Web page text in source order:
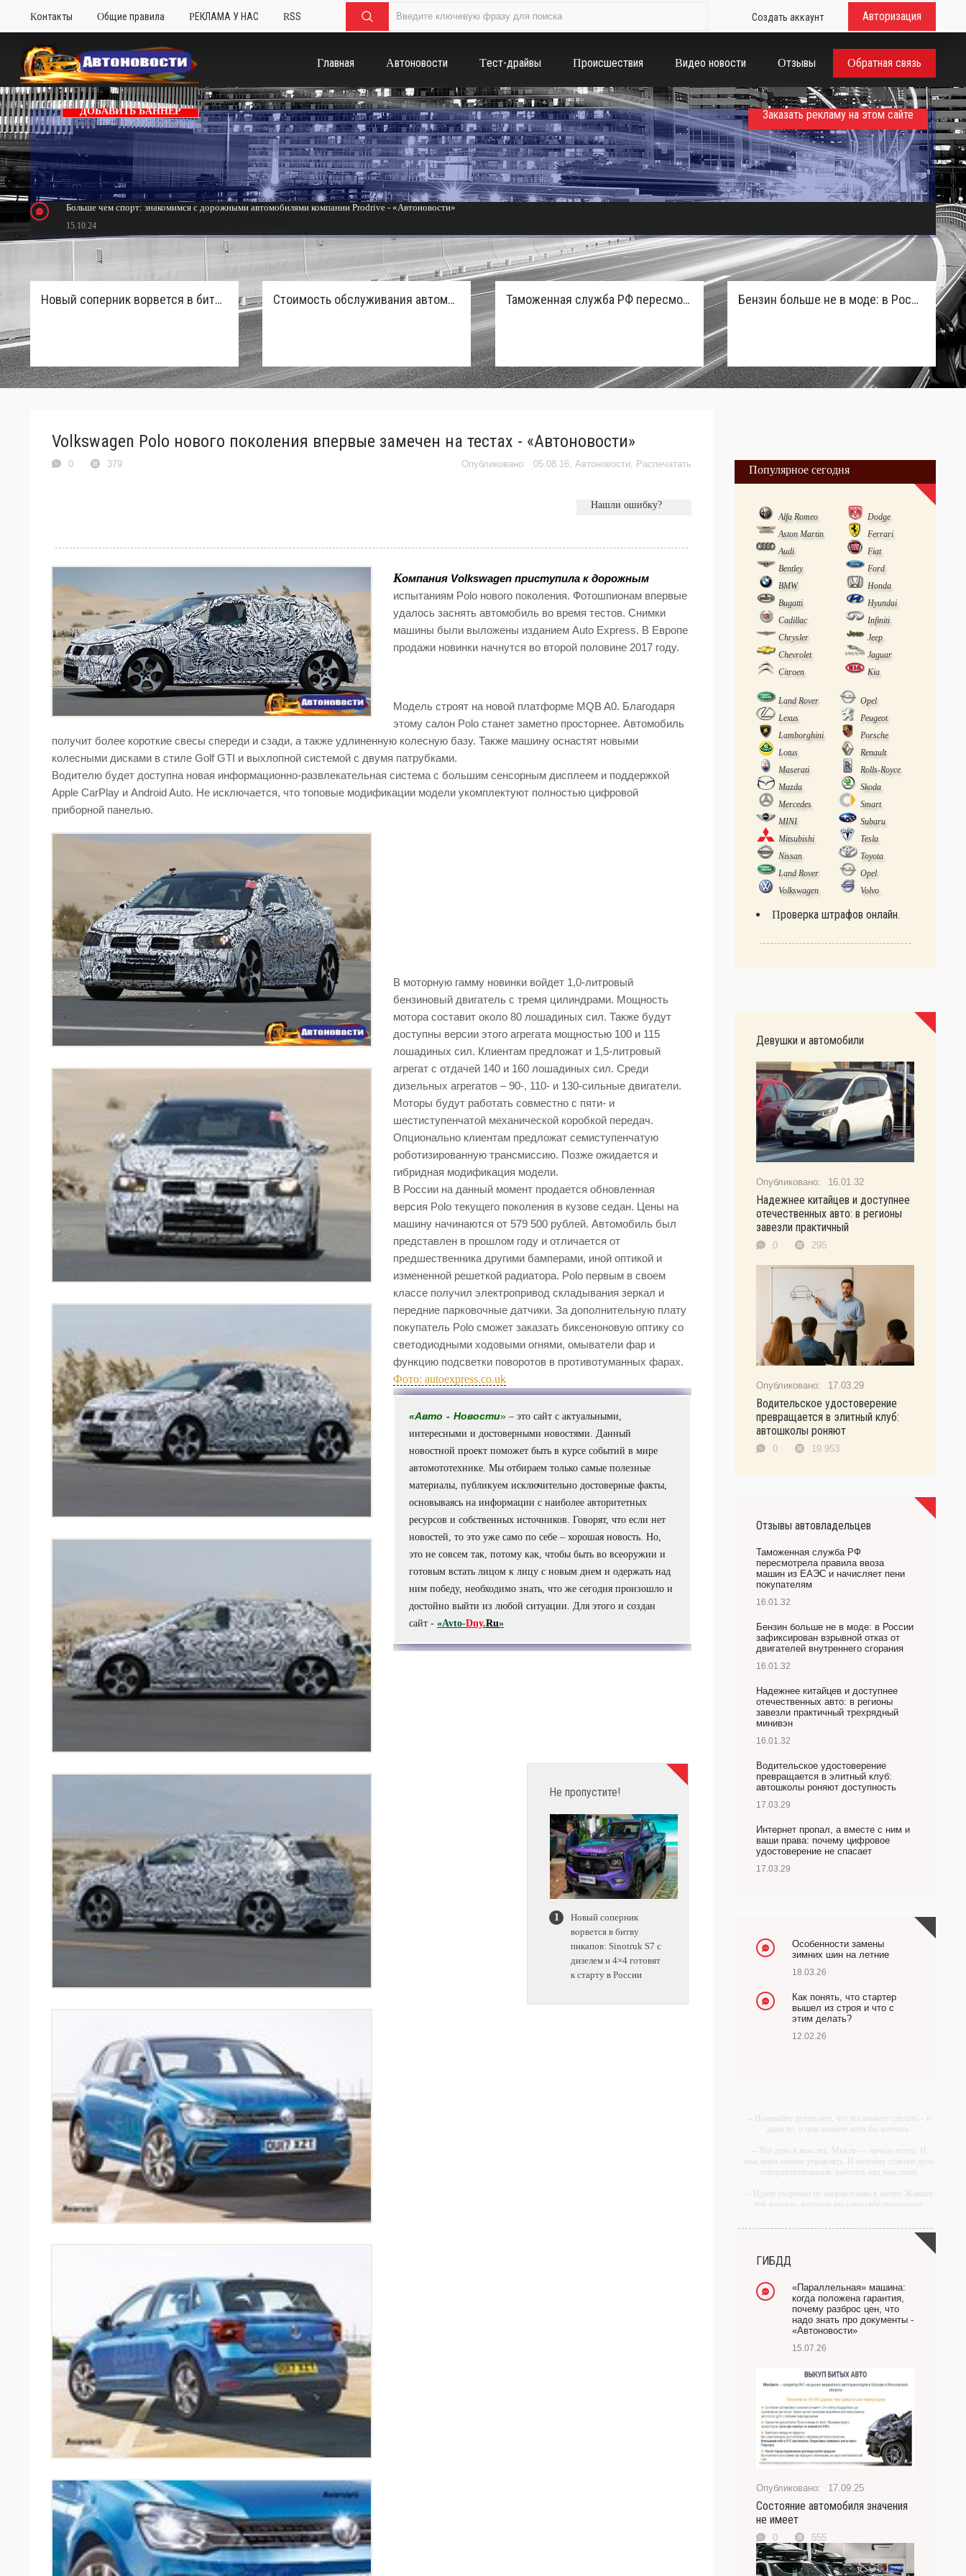
Контакты Общие правила РЕКЛАМА У НАС RSS Создать аккаунт Авторизация
Главная Автоновости Тест-драйвы Происшествия Видео новости Отзывы Обратная связь
ДОБАВИТЬ БАННЕР
Больше чем спорт: знакомимся с дорожными автомобилями компании Prodrive - «Автоновости»
15.10.24
Тюнинг Mitsubishi Eclipse. Самый быстрый передний привод России с бензиновым мотором - «Тюнинг и автоспорт»
Заказать рекламу на этом сайте
Новый соперник ворвется в битву пикапов: Sinotruk S7 с дизелем и 4×4 готовят к старту в России Стоимость обслуживания автомобилей в России вырастет из-за дефицита кадров Таможенная служба РФ пересмотрела правила ввоза машин из ЕАЭС и начисляет пени покупателям Бензин больше не в моде: в России зафиксирован взрывной отказ от двигателей внутреннего сгорания
Volkswagen Polo нового поколения впервые замечен на тестах - «Автоновости»
05.08.16, Автоновости, Распечатать
0 379
Нашли ошибку?
Компания Volkswagen приступила к дорожным
испытаниям Polo нового поколения. Фотошпионам впервые
удалось заснять автомобиль во время тестов. Снимки
машины были выложены изданием Auto Express. В Европе
продажи новинки начнутся во второй половине 2017 году.
Модель строят на новой платформе MQB A0. Благодаря
этому салон Polo станет заметно просторнее. Автомобиль
получит более короткие свесы спереди и сзади, а также удлиненную колесную базу. Также машину оснастят новыми
колесными дисками в стиле Golf GTI и выхлопной системой с двумя патрубками.
Водителю будет доступна новая информационно-развлекательная система с большим сенсорным дисплеем и поддержкой
Apple CarPlay и Android Auto. Не исключается, что топовые модификации модели укомплектуют полностью цифровой
приборной панелью.
Не пропустите!
Новый соперник
ворвется в битву
пикапов: Sinotruk S7 с
дизелем и 4×4 готовят
к старту в России
В моторную гамму новинки войдет 1,0-литровый
бензиновый двигатель с тремя цилиндрами. Мощность
мотора составит около 80 лошадиных сил. Также будут
доступны версии этого агрегата мощностью 100 и 115
лошадиных сил. Клиентам предложат и 1,5-литровый
агрегат с отдачей 140 и 160 лошадиных сил. Среди
дизельных агрегатов – 90-, 110- и 130-сильные двигатели.
Моторы будут работать совместно с пяти- и
шестиступенчатой механической коробкой передач.
Опционально клиентам предложат семиступенчатую
роботизированную трансмиссию. Позже ожидается и
гибридная модификация модели.
В России на данный момент продается обновленная
версия Polo текущего поколения в кузове седан. Цены на
машину начинаются от 579 500 рублей. Автомобиль был
представлен в прошлом году и отличается от
предшественника другими бамперами, иной оптикой и
измененной решеткой радиатора. Polo первым в своем
классе получил электропривод складывания зеркал и
передние парковочные датчики. За дополнительную плату
покупатель Polo сможет заказать биксеноновую оптику со
светодиодными ходовыми огнями, омыватели фар и
функцию подсветки поворотов в противотуманных фарах.
Фото: autoexpress.co.uk
«Авто -Новости» – это сайт с актуальными,
интересными и достоверными новостями. Данный
новостной проект поможет быть в курсе событий в мире
автомототехнике. Мы отбираем только самые полезные
материалы, публикуем исключительно достоверные факты,
основываясь на информации с наиболее авторитетных
ресурсов и собственных источников. Говорят, что если нет
новостей, то это уже само по себе – хорошая новость. Но,
это не совсем так, потому как, чтобы быть во всеоружии и
готовым встать лицом к лицу с новым днем и одержать над
ним победу, необходимо знать, что же сегодня произошло и
достойно выйти из любой ситуации. Для этого и создан
сайт - «Avto-Dny.Ru»
Популярное сегодня
Alfa Romeo
Dodge
Aston Martin
Ferrari
Audi
Fiat
Bentley
Ford
BMW
Honda
Bugatti
Hyundai
Cadillac
Infiniti
Chrysler
Jeep
Chevrolet
Jaguar
Citroen
Kia
Land Rover
Opel
Lexus
Peugeot
Lamborghini
Porsche
Lotus
Renault
Maserati
Rolls-Royce
Mazda
Skoda
Mercedes
Smart
MINI
Subaru
Mitsubishi
Tesla
Nissan
Toyota
Land Rover
Opel
Volkswagen
Volvo
Проверка штрафов онлайн.
Девушки и автомобили
16.01.32
Надежнее китайцев и доступнее
отечественных авто: в регионы
завезли практичный
0 295
17.03.29
Водительское удостоверение
превращается в элитный клуб:
автошколы роняют
0 19 953
Отзывы автовладельцев
Таможенная служба РФ
пересмотрела правила ввоза
машин из ЕАЭС и начисляет пени
покупателям
16.01.32
Бензин больше не в моде: в России
зафиксирован взрывной отказ от
двигателей внутреннего сгорания
16.01.32
Надежнее китайцев и доступнее
отечественных авто: в регионы
завезли практичный трехрядный
минивэн
16.01.32
Водительское удостоверение
превращается в элитный клуб:
автошколы роняют доступность
17.03.29
Интернет пропал, а вместе с ним и
ваши права: почему цифровое
удостоверение не спасает
17.03.29
Особенности замены
зимних шин на летние
18.03.26
Как понять, что стартер
вышел из строя и что с
этим делать?
12.02.26
-- Начинайте делать все, что вы можете сделать – и
даже то, о чем можете хотя бы мечтать.
-- Все дело в мыслях. Мысль — начало всего. И
мыслями можно управлять. И поэтому главное дело
совершенствования: работать над мыслями.
-- Идите уверенно по направлению к мечте. Живите
той жизнью, которую вы сами себе придумали.
-- Самое большое богатство — это ум. Самая
большая нищета — глупость. Из всех страхов самый
-- Лучшее, что можно сделать с хорошим советом,
это пропустить его мимо ушей. Он никогда не бывает
полезен никому, кроме того, кто его дал.
-- Люблю давать советы и очень не люблю, когда их
дают мне.
ГИБДД
«Параллельная» машина:
когда положена гарантия,
почему разброс цен, что
надо знать про документы -
«Автоновости»
15.07.26
17.09.25
Состояние автомобиля значения
не имеет
0 555